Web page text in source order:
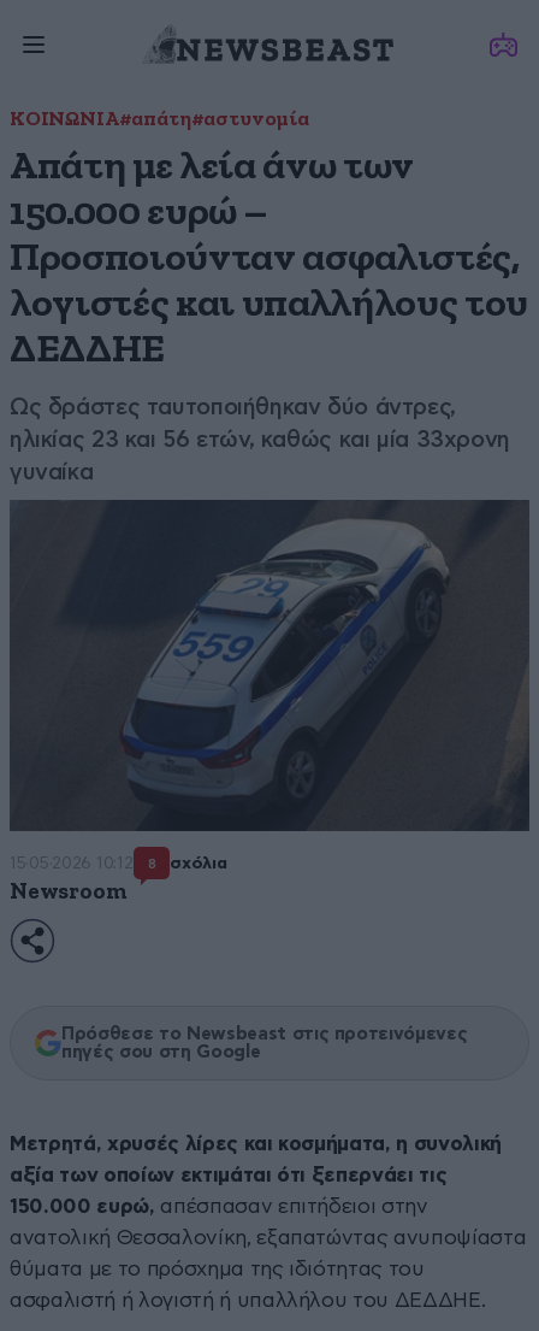
ΚΟΙΝΩΝΙΑ#απάτη#αστυνομία
Απάτη με λεία άνω των
150.000 ευρώ –
Προσποιούνταν ασφαλιστές,
λογιστές και υπαλλήλους του
ΔΕΔΔΗΕ
Ως δράστες ταυτοποιήθηκαν δύο άντρες,
ηλικίας 23 και 56 ετών, καθώς και μία 33χρονη
γυναίκα
15·05·2026 10:12 8 σχόλια
Newsroom
Πρόσθεσε το Newsbeast στις προτεινόμενες
πηγές σου στη Google
Μετρητά, χρυσές λίρες και κοσμήματα, η συνολική
αξία των οποίων εκτιμάται ότι ξεπερνάει τις
150.000 ευρώ, απέσπασαν επιτήδειοι στην
ανατολική Θεσσαλονίκη, εξαπατώντας ανυποψίαστα
θύματα με το πρόσχημα της ιδιότητας του
ασφαλιστή ή λογιστή ή υπαλλήλου του ΔΕΔΔΗΕ.